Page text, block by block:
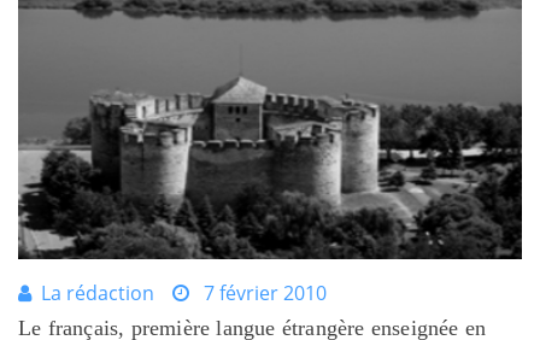
La rédaction 7 février 2010
Le français, première langue étrangère enseignée en